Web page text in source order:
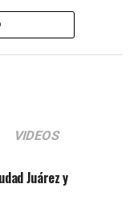
presencia en
la atención de
mantener su vida
muestras de
de historias,
para sus
VIDEOS
Juárez y